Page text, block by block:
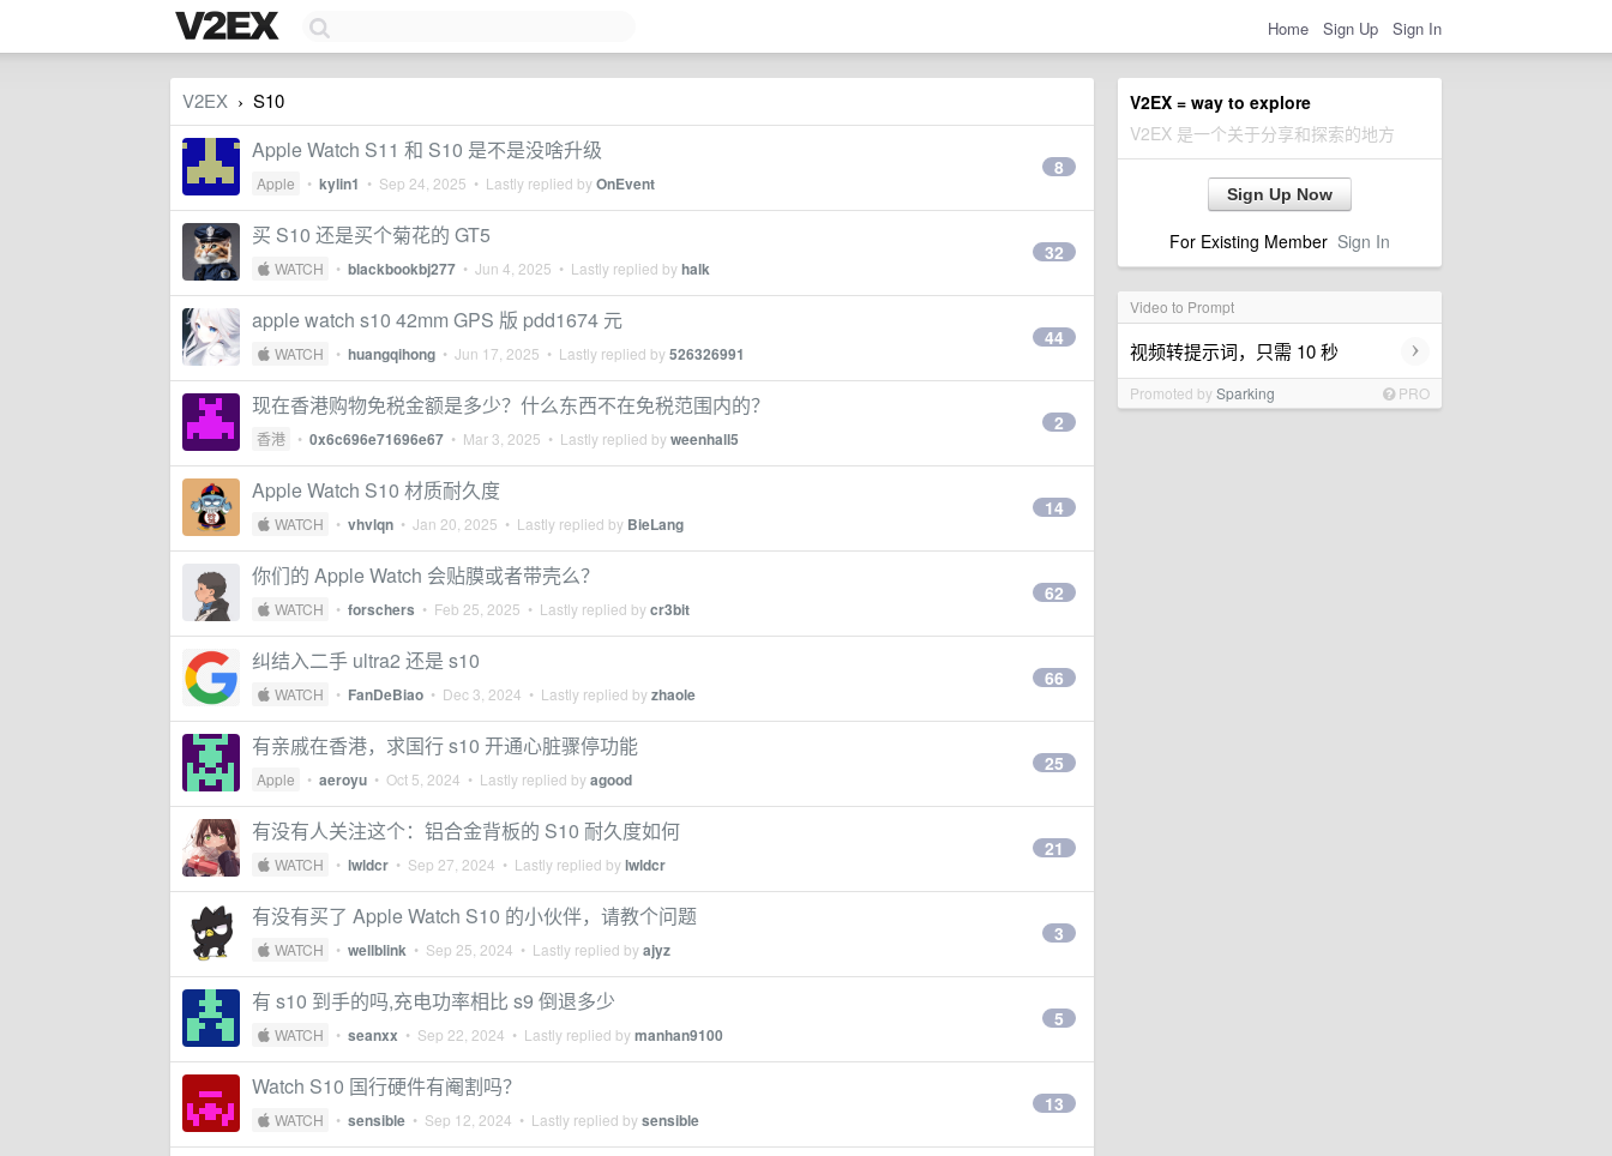
Home Sign Up Sign In
V2EX = way to explore
V2EX 是一个关于分享和探索的地方
Sign Up Now
For Existing Member Sign In
Video to Prompt
视频转提示词，只需 10 秒 ›
Promoted bySparking PRO
V2EX › S10
Apple Watch S11 和 S10 是不是没啥升级
Apple • kylin1 • Sep 24, 2025 • Lastly replied byOnEvent
8
买 S10 还是买个菊花的 GT5
 WATCH • blackbookbj277 • Jun 4, 2025 • Lastly replied byhalk
32
apple watch s10 42mm GPS 版 pdd1674 元
 WATCH • huangqihong • Jun 17, 2025 • Lastly replied by526326991
44
现在香港购物免税金额是多少？什么东西不在免税范围内的？
香港 • 0x6c696e71696e67 • Mar 3, 2025 • Lastly replied byweenhall5
2
Apple Watch S10 材质耐久度
 WATCH • vhvlqn • Jan 20, 2025 • Lastly replied by BieLang
14
你们的 Apple Watch 会贴膜或者带壳么？
 WATCH • forschers • Feb 25, 2025 • Lastly replied bycr3bit
62
纠结入二手 ultra2 还是 s10
 WATCH • FanDeBiao • Dec 3, 2024 • Lastly replied byzhaole
66
有亲戚在香港，求国行 s10 开通心脏骤停功能
Apple • aeroyu • Oct 5, 2024 • Lastly replied byagood
25
有没有人关注这个：铝合金背板的 S10 耐久度如何
 WATCH • lwldcr • Sep 27, 2024 • Lastly replied bylwldcr
21
有没有买了 Apple Watch S10 的小伙伴，请教个问题
 WATCH • wellblink • Sep 25, 2024 • Lastly replied byajyz
3
有 s10 到手的吗,充电功率相比 s9 倒退多少
 WATCH • seanxx • Sep 22, 2024 • Lastly replied bymanhan9100
5
Watch S10 国行硬件有阉割吗？
 WATCH • sensible • Sep 12, 2024 • Lastly replied bysensible
13